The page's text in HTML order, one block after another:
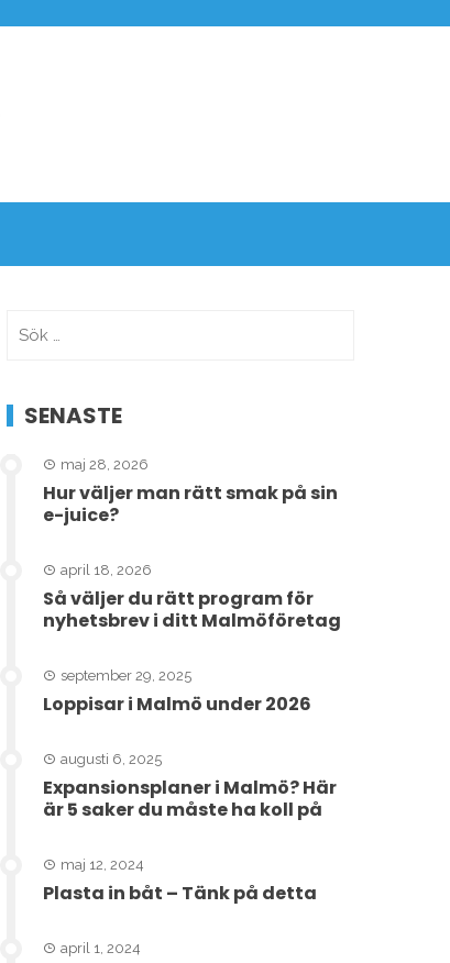
SENASTE
maj 28, 2026
Hur väljer man rätt smak på sin
e-juice?
april 18, 2026
Så väljer du rätt program för
nyhetsbrev i ditt Malmöföretag
september 29, 2025
Loppisar i Malmö under 2026
augusti 6, 2025
Expansionsplaner i Malmö? Här
är 5 saker du måste ha koll på
maj 12, 2024
Plasta in båt – Tänk på detta
april 1, 2024